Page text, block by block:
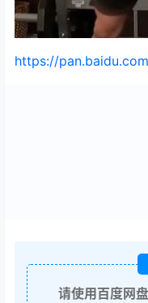
https://
请使用百度网